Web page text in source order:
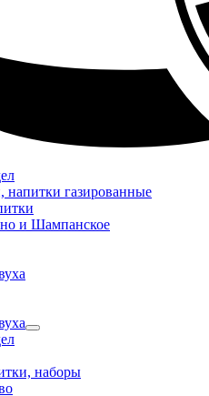
газированные
и Шампанское
наборы